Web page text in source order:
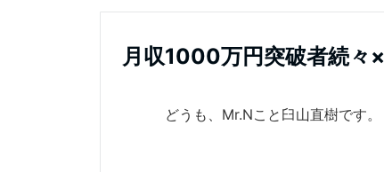
月収1000万円突破者続々
どうも、Mr.Nこと臼山直樹です。